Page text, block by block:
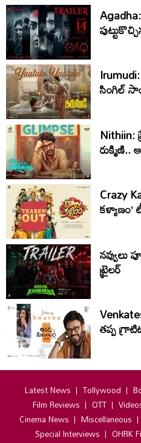
Irumudi: ‘ఇరుముడి’ నుంచి సెకండ్
సింగిల్
Crazy
కళ్యాణం’
నవ్వులు
ట్రైలర్
తప్ప
Latest News Tollywood
Film Reviews
OTT
Cinema News
Miscellaneous
Special Interviews
OHRK